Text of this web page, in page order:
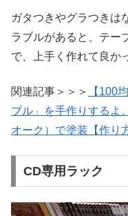
ガタつきやグラつきは
ラブルがあると、テー
で、上手く作れて良か
関連記事＞＞＞
【100
ブル」を手作りするよ
オーク）で塗装【作り
CD専用ラック